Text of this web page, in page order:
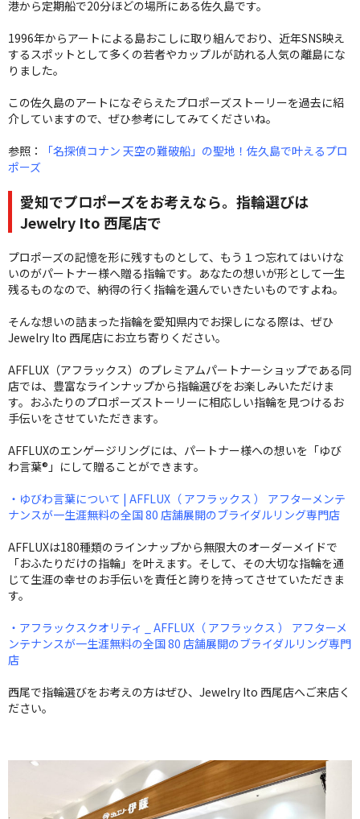
港から定期船で20分ほどの場所にある佐久島です。
1996年からアートによる島おこしに取り組んでおり、近年SNS映え
するスポットとして多くの若者やカップルが訪れる人気の離島にな
りました。
この佐久島のアートになぞらえたプロポーズストーリーを過去に紹
介していますので、ぜひ参考にしてみてくださいね。
参照：
「名探偵コナン 天空の難破船」の聖地！佐久島で叶えるプロ
ポーズ
愛知でプロポーズをお考えなら。指輪選びは
Jewelry Ito 西尾店で
プロポーズの記憶を形に残すものとして、もう１つ忘れてはいけな
いのがパートナー様へ贈る指輪です。あなたの想いが形として一生
残るものなので、納得の行く指輪を選んでいきたいものですよね。
そんな想いの詰まった指輪を愛知県内でお探しになる際は、ぜひ
Jewelry Ito 西尾店にお立ち寄りください。
AFFLUX（アフラックス）のプレミアムパートナーショップである同
店では、豊富なラインナップから指輪選びをお楽しみいただけま
す。おふたりのプロポーズストーリーに相応しい指輪を見つけるお
手伝いをさせていただきます。
AFFLUXのエンゲージリングには、パートナー様への想いを「ゆび
わ言葉®」にして贈ることができます。
・ゆびわ言葉について | AFFLUX（ アフラックス ） アフターメンテ
ナンスが一生涯無料の全国 80 店舗展開のブライダルリング専門店
AFFLUXは180種類のラインナップから無限大のオーダーメイドで
「おふたりだけの指輪」を叶えます。そして、その大切な指輪を通
じて生涯の幸せのお手伝いを責任と誇りを持ってさせていただきま
す。
・アフラックスクオリティ _ AFFLUX（ アフラックス ） アフターメ
ンテナンスが一生涯無料の全国 80 店舗展開のブライダルリング専門
店
西尾で指輪選びをお考えの方はぜひ、Jewelry Ito 西尾店へご来店く
ださい。